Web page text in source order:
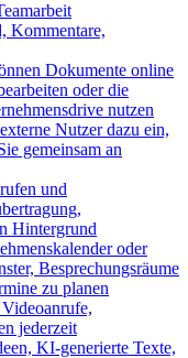
Kommentare,
Dokumente online
oder die
nutzen
Nutzer dazu ein,
gemeinsam an
und
Hintergrund
oder
Besprechungsräume
zu planen
jederzeit
KI-generierte Texte,